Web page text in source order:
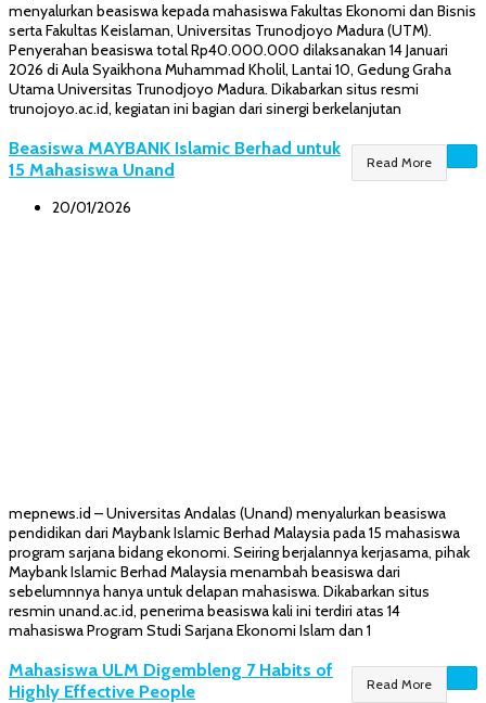
menyalurkan beasiswa kepada mahasiswa Fakultas Ekonomi dan Bisnis
serta Fakultas Keislaman, Universitas Trunodjoyo Madura (UTM).
Penyerahan beasiswa total Rp40.000.000 dilaksanakan 14 Januari
2026 di Aula Syaikhona Muhammad Kholil, Lantai 10, Gedung Graha
Utama Universitas Trunodjoyo Madura. Dikabarkan situs resmi
trunojoyo.ac.id, kegiatan ini bagian dari sinergi berkelanjutan
Read More
Beasiswa MAYBANK Islamic Berhad untuk
15 Mahasiswa Unand
20/01/2026
mepnews.id – Universitas Andalas (Unand) menyalurkan beasiswa
pendidikan dari Maybank Islamic Berhad Malaysia pada 15 mahasiswa
program sarjana bidang ekonomi. Seiring berjalannya kerjasama, pihak
Maybank Islamic Berhad Malaysia menambah beasiswa dari
sebelumnnya hanya untuk delapan mahasiswa. Dikabarkan situs
resmin unand.ac.id, penerima beasiswa kali ini terdiri atas 14
mahasiswa Program Studi Sarjana Ekonomi Islam dan 1
Read More
Mahasiswa ULM Digembleng 7 Habits of
Highly Effective People